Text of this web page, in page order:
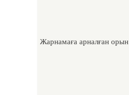
Жарнамаға арналған орын